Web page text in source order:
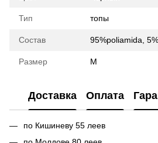
Тип топы
Состав 95%poliamida,
Размер M
Доставка Оплата
по Кишиневу 55 леев